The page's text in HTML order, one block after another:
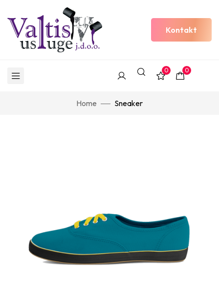
Kontakt
0 0
Home Sneaker